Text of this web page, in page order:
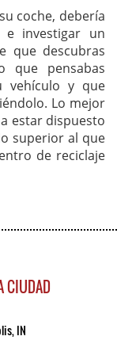
coche, debería
e investigar un
que descubras
pensabas
vehículo y que
Lo mejor
estar dispuesto
superior al que
de reciclaje
CIUDAD
IN